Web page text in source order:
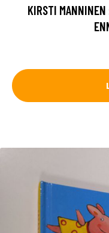
KIRSTI